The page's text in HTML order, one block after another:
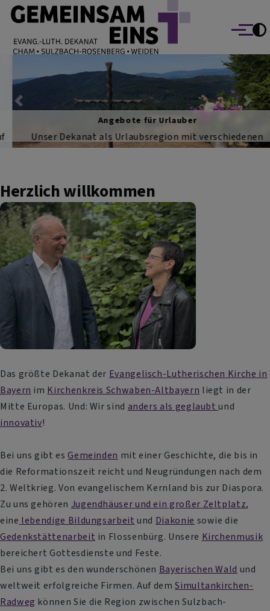
Direkt zum Inhalt
EVANG.-LUTH. DEKANAT GEMEINSAM EINS
Cham Sulzbach-Rosenberg Weiden
Menü
Angebote für Urlauber
Unser Dekanat als Urlaubsregion mit verschiedenen
Previous Next
Herzlich willkommen
Das größte Dekanat der Evangelisch-Lutherischen Kirche in
Bayern im Kirchenkreis Schwaben-Altbayern liegt in der
Mitte Europas. Und: Wir sind anders als geglaubtund
innovativ!
Bei uns gibt esGemeinden mit einer Geschichte, die bis in
die Reformationszeit reicht und Neugründungen nach dem
2. Weltkrieg. Von evangelischem Kernland bis zur Diaspora.
Zu uns gehören Jugendhäuser und ein großer Zeltplatz,
eine lebendige Bildungsarbeit und Diakonie sowie die
Gedenkstättenarbeit in Flossenbürg. Unsere Kirchenmusik
bereichert Gottesdienste und Feste.
Bei uns gibt es den wunderschönen Bayerischen Wald und
weltweit erfolgreiche Firmen. Auf demSimultankirchen-
Radweg können Sie die Region zwischen Sulzbach-